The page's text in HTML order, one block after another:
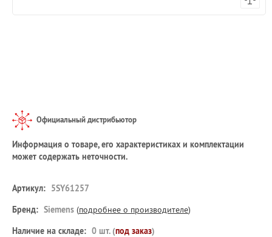
Официальный дистрибьютор
Информация о товаре, его характеристиках и комплектации
может содержать неточности.
Артикул: 5SY61257
Бренд: Siemens (подробнее о производителе)
Наличие на складе: 0 шт. (под заказ)